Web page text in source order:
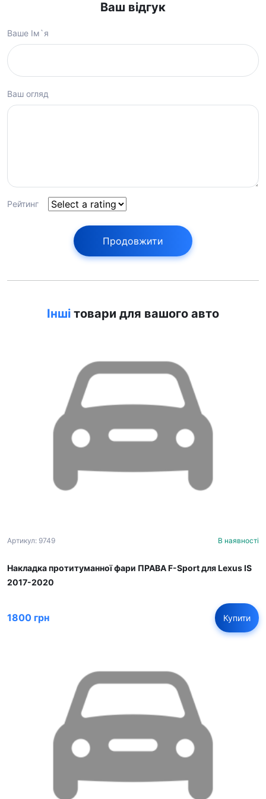
Ваш відгук
Ваше Ім`я
Ваш огляд
Рейтинг
Продовжити
Інші товари для вашого авто
Артикул: 9749 В наявності
Накладка протитуманної фари ПРАВА F-Sport для Lexus IS
2017-2020
1800 грн Купити